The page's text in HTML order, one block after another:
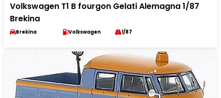
Volkswagen T1 B fourgon Gelati Alemagna 1/87
Brekina
Brekina Volkswagen 1/87